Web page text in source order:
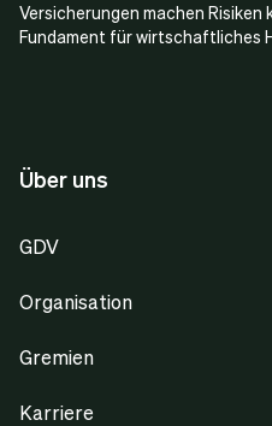
Versicherungen machen Risiken
Fundament für wirtschaftliches
Über uns
GDV
Organisation
Gremien
Karriere